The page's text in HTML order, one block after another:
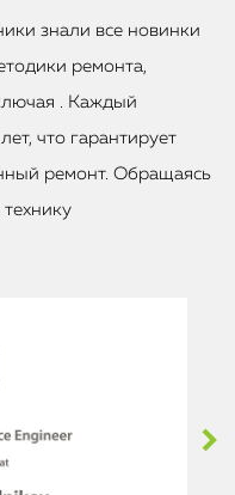
знали все новинки
ремонта,
. Каждый
что гарантирует
ремонт. Обращаясь